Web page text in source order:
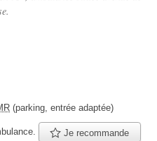
(parking, entrée adaptée)
Je recommande